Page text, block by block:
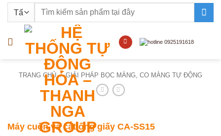
nội
Tìm
TRANG CHỦ / GIẢI PHÁP BỌC MÀNG, CO MÀNG TỰ ĐỘNG
Máy cuộn và cắt ống giấy CA-SS15